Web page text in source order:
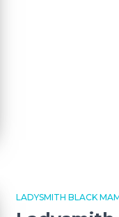
LADYSMITH BLACK